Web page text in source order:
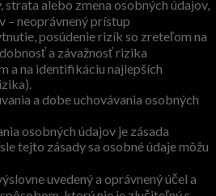
strata alebo zmena osobných údajov,
– neoprávnený prístup
posúdenie rizík so zreteľom na
a závažnosť rizika
a na identifikáciu najlepších
a dobe uchovávania osobných
osobných údajov je zásada
tejto zásady sa osobné údaje môžu
uvedený a oprávnený účel a